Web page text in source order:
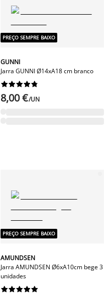
PREÇO SEMPRE BAIXO
GUNNI
Jarra GUNNI Ø14xA18 cm branco






8,00 €/UN
PREÇO SEMPRE BAIXO
AMUNDSEN
Jarra AMUNDSEN Ø6xA10cm bege 3
unidades





